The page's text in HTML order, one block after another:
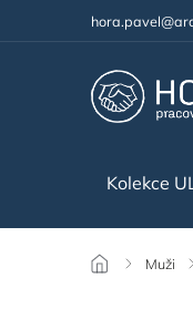
Kolekce
/ Muži /